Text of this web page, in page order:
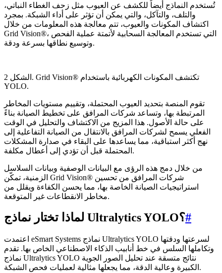
تُستخدم النماذج أيضاً للكشف عن العيوب مثل زحف الغطاء النباتي،
والتلف، والتآكل، والتي يمكن أن تؤثر على أداء الشبكة. بمجرد
اكتشاف المكونات والعيوب، تتم معالجة هذه المعلومات من خلال
Grid Vision®، التي تستخدم المعالجة السحابية لأتمتة عملية الفحص
وتوسيع نطاقها بسرعة ودقة.
الشكل 2. Grid Vision® تكتشف المكونات الكهربائية باستخدام
YOLO.
تقوم المنصة بتحديد العيوب المحتملة، وتقييم مستويات المخاطر
المرتبطة بها، وتساعد شركات المرافق على تخطيط الصيانة بناءً
على حالة الأصول. هذا المزيج من الاكتشاف والتحليل في الوقت
الفعلي يسمح لشركات المرافق بالانتقال من الصيانة التفاعلية إلى
نهج أكثر استباقية، مما يساعدها على البقاء في صدارة المشكلات
المحتملة قبل أن تؤدي إلى أعطال مكلفة.
من خلال دمج هذه الرؤى مع البيانات الوصفية وبيانات السلاسل
الزمنية، تمكّن Grid Vision® شركات المرافق من تحسين
استراتيجيات الصيانة الخاصة بها، مما يحسن الكفاءة ويقلل من
مخاطر الانقطاعات غير المتوقعة.
لماذا تختار نماذج Ultralytics YOLO؟#
اعتمدت eSmart Systems نماذج Ultralytics YOLO لسرعتها ودقتها
وتكاملها السلس في خط أنابيب الذكاء الاصطناعي الخاص بها. تقدم
نماذج Ultralytics YOLO نتائج متسقة عند تحليل الصور الجوية
الكبيرة وعالية الدقة، مما يجعلها مثالية لعمليات فحص الشبكة.